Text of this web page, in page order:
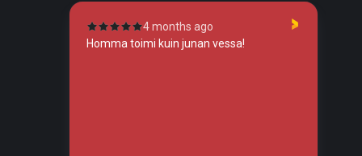
4 months ago
Homma toimi kuin junan vessa!